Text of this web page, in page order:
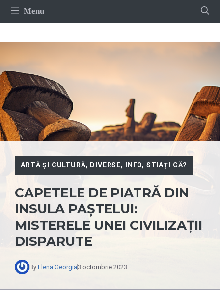
Sari
Menu
ARTĂ ȘI CULTURĂ, DIVERSE, INFO, STIAȚI CĂ?
CAPETELE DE PIATRĂ DIN
INSULA PAȘTELUI:
MISTERELE UNEI CIVILIZAȚII
DISPARUTE
By Elena Georgia3 octombrie 2023